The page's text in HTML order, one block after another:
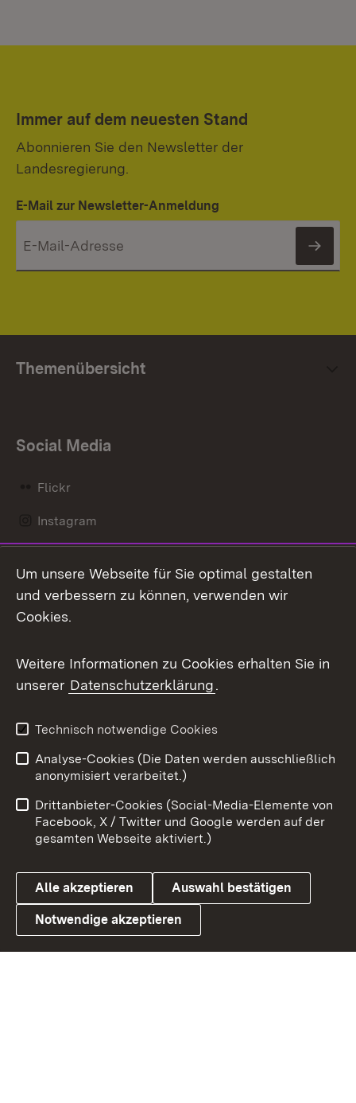
Immer auf dem neuesten Stand
Abonnieren Sie den Newsletter der
Landesregierung.
E-Mail zur Newsletter-Anmeldung
Themenübersicht
Social Media
Flickr
Instagram
Mastodon
Messenger
Social Wall
X / Twitter
Youtube
Link zum Landesportal
Benutzungshinweise
Barrierefreiheit
Datenschutz
Cookies
Um unsere Webseite für Sie optimal gestalten
und verbessern zu können, verwenden wir
Cookies.
Weitere Informationen zu Cookies erhalten Sie in
unserer Datenschutzerklärung.
Technisch notwendige Cookies
Analyse-Cookies (Die Daten werden ausschließlich
anonymisiert verarbeitet.)
Drittanbieter-Cookies (Social-Media-Elemente von
Facebook, X / Twitter und Google werden auf der
gesamten Webseite aktiviert.)
Alle akzeptieren Auswahl bestätigen
Notwendige akzeptieren